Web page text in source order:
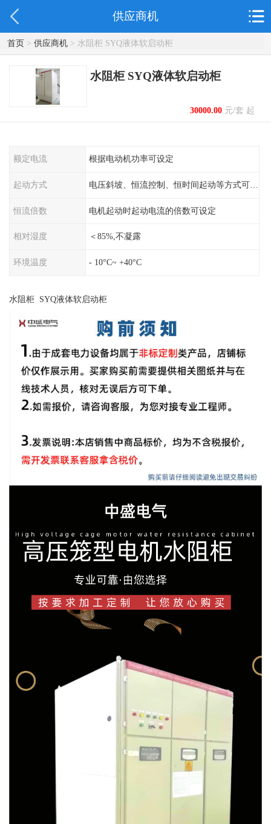
供应商机
首页> 供应商机> 水阻柜 SYQ液体软启动柜
水阻柜 SYQ液体软启动柜
30000.00元/套 起
额定电流 根据电动机功率可设定
起动方式
恒流倍数 电机起动时起动电流的倍数可设定
相对湿度 ＜85%,不凝露
环境温度 - 10°C~ +40°C
水阻柜 SYQ液体软启动柜